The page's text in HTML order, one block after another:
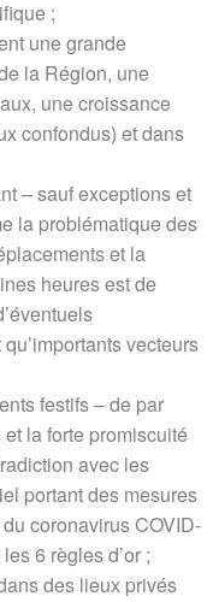
;
une grande
la Région, une
une croissance
confondus) et dans
– sauf exceptions et
la problématique des
et la
heures est de
vecteurs
festifs – de par
la forte promiscuité
avec les
portant des mesures
coronavirus COVID-
6 règles d’or ;
des lieux privés